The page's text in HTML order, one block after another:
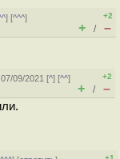
] [^^^]
+2
+ / –
09/2021 [^] [^^]
+2
+ / –